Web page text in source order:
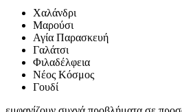
Χαλάνδρι
Μαρούσι
Αγία Παρασκευή
Γαλάτσι
Φιλαδέλφεια
Νέος Κόσμος
Γουδί